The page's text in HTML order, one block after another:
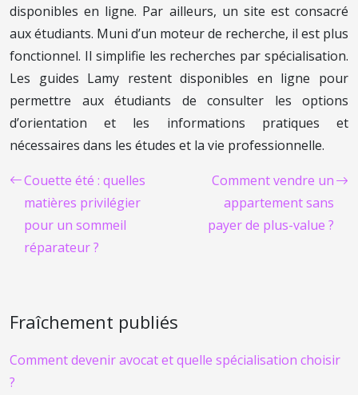
disponibles en ligne. Par ailleurs, un site est consacré
aux étudiants. Muni d’un moteur de recherche, il est plus
fonctionnel. Il simplifie les recherches par spécialisation.
Les guides Lamy restent disponibles en ligne pour
permettre aux étudiants de consulter les options
d’orientation et les informations pratiques et
nécessaires dans les études et la vie professionnelle.
Couette été : quelles
matières privilégier
pour un sommeil
réparateur ?
Comment vendre un
appartement sans
payer de plus-value ?
Fraîchement publiés
Comment devenir avocat et quelle spécialisation choisir
?